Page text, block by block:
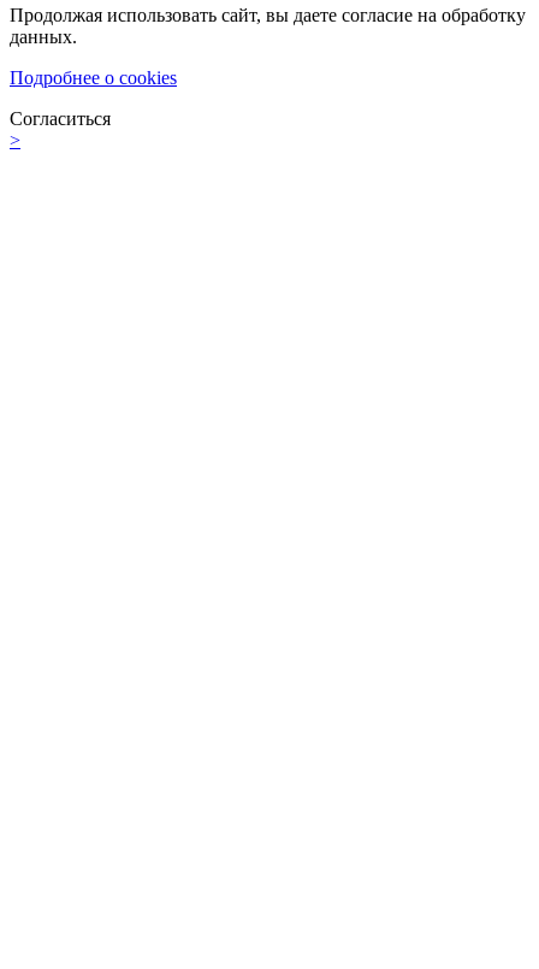
Продолжая использовать сайт, вы даете согласие на обработку
данных.
Подробнее о cookies
Согласиться
>